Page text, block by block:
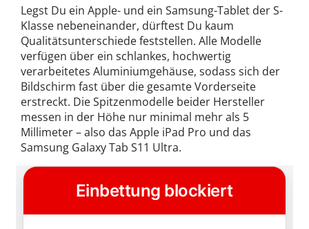
Legst Du ein Apple- und ein Samsung-Tablet der S-
Klasse nebeneinander, dürftest Du kaum
Qualitätsunterschiede feststellen. Alle Modelle
verfügen über ein schlankes, hochwertig
verarbeitetes Aluminiumgehäuse, sodass sich der
Bildschirm fast über die gesamte Vorderseite
erstreckt. Die Spitzenmodelle beider Hersteller
messen in der Höhe nur minimal mehr als 5
Millimeter – also das Apple iPad Pro und das
Samsung Galaxy Tab S11 Ultra.